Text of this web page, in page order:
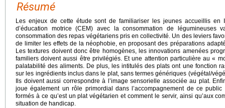
Résumé
Les enjeux de cette étude sont de familiariser les jeunes accueillis en
d’éducation motrice (CEM) avec la consommation de
consommation des repas végétariens pris en collectivité. Un des leviers
de limiter les effets de la néophobie, en proposant des préparations
Les textures doivent donc être homogènes, les innovations amenées
familiers doivent aussi être privilégiés. Et une attention particulière au «
palatabilité des aliments. De plus, les intitulés des plats ont une fonction
sur les ingrédients inclus dans le plat, sans termes génériques (végétal/
Ils doivent aussi correspondre à l’image sensorielle associée au plat.
joue également un rôle primordial dans l’accompagnement de ce
formés à ce qu’est un plat végétarien et comment le servir, ainsi qu’aux
situation de handicap.